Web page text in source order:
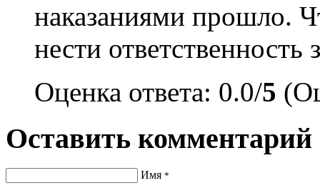
наказаниями прошло.
нести ответственность
Оценка ответа: 0.0/5
Оставить комментарий
Имя *